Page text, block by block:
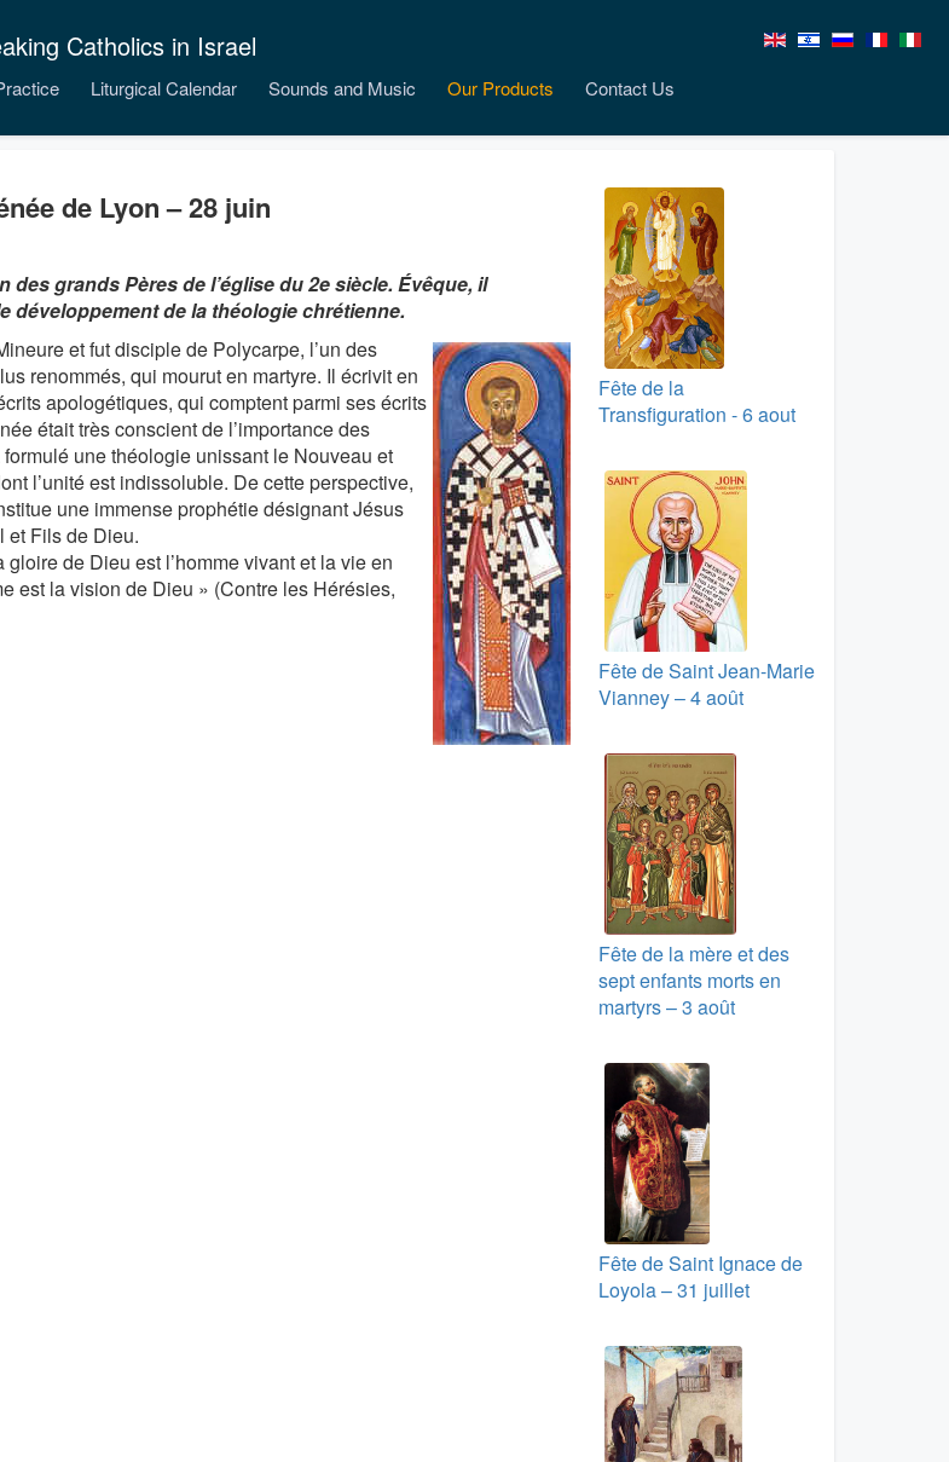
Catholics in Israel
Liturgical Calendar Sounds and Music Our Products Contact Us
de Lyon – 28 juin
des grands Pères de l’église du 2e siècle. Évêque, il
développement de la théologie chrétienne.
et fut disciple de Polycarpe, l’un des
renommés, qui mourut en martyre. Il écrivit en
apologétiques, qui comptent parmi ses écrits
était très conscient de l’importance des
formulé une théologie unissant le Nouveau et
l’unité est indissoluble. De cette perspective,
une immense prophétie désignant Jésus
et Fils de Dieu.
de Dieu est l’homme vivant et la vie en
est la vision de Dieu » (Contre les Hérésies,
Fête de la
Transfiguration - 6 aout
Fête de Saint Jean-Marie
Vianney – 4 août
Fête de la mère et des
sept enfants morts en
martyrs – 3 août
Fête de Saint Ignace de
Loyola – 31 juillet